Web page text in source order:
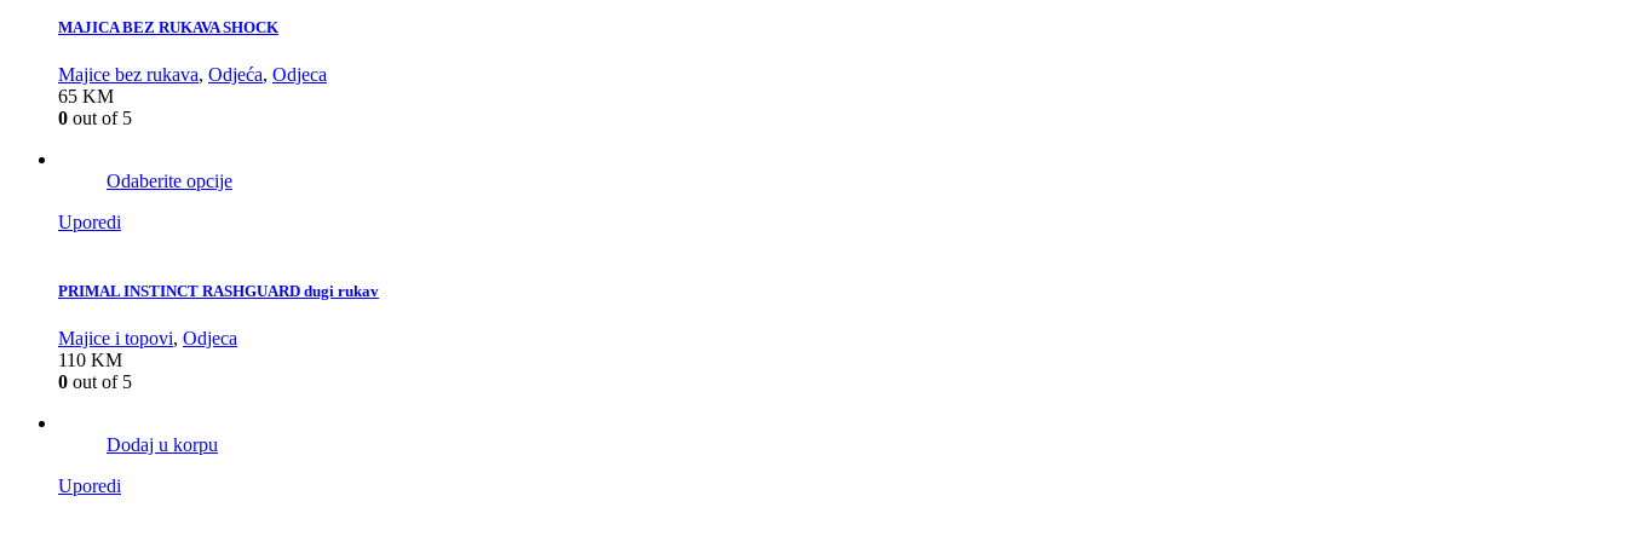
MAJICA BEZ RUKAVA SHOCK
Majice bez rukava, Odjeća, Odjeca
65 KM
0 out of 5
Odaberite opcije
Uporedi
PRIMAL INSTINCT RASHGUARD dugi rukav
Majice i topovi, Odjeca
110 KM
0 out of 5
Dodaj u korpu
Uporedi